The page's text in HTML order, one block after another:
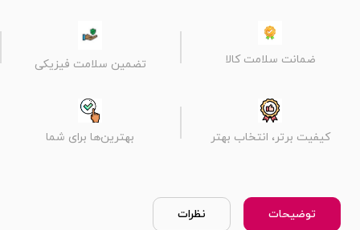
ضمانت سلامت کالا تضمین سلامت فیزیکی
کیفیت برتر، انتخاب بهتر بهترین‌ها برای شما
توضیحات نظرات